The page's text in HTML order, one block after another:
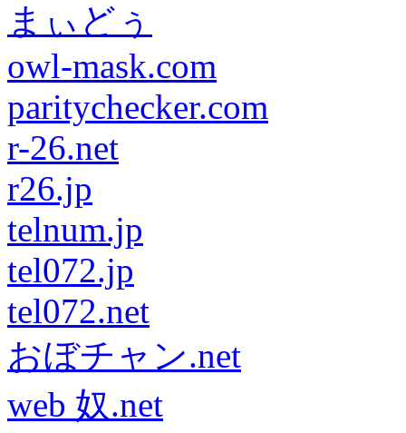
まぃどぅ
owl-mask.com
paritychecker.com
r-26.net
r26.jp
telnum.jp
tel072.jp
tel072.net
おぼチャン.net
web 奴.net